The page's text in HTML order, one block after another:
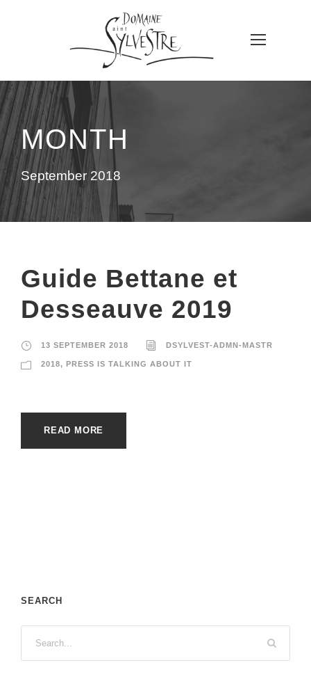
MONTH
September 2018
Guide Bettane et
Desseauve 2019
13 SEPTEMBER 2018 DSYLVEST-ADMN-MASTR
2018, PRESS IS TALKING ABOUT IT
READ MORE
SEARCH